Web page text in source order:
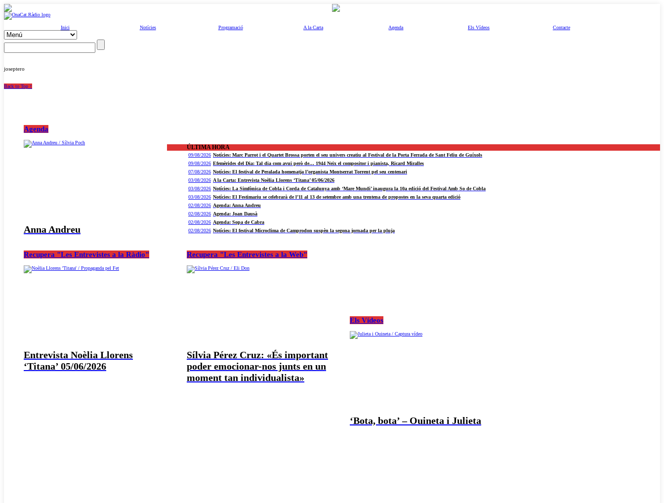
Inici Notícies Programació A la Carta Agenda Els Vídeos Contacte
joseptero
Back to Top ↑
Agenda
Anna Andreu
ÚLTIMA HORA
09/08/2026 Notícies: Marc Parrot i el Quartet Brossa porten el seu univers creatiu al Festival de la Porta Ferrada de Sant Feliu de Guíxols
09/08/2026 Efemèrides del Dia: Tal dia com avui però de… 1944 Neix el compositor i pianista, Ricard Miralles
07/08/2026 Notícies: El festival de Peralada homenatja l’organista Montserrat Torrent pel seu centenari
03/08/2026 A la Carta: Entrevista Noèlia Llorens ‘Titana’ 05/06/2026
03/08/2026 Notícies: La Simfònica de Cobla i Corda de Catalunya amb ‘Mare Mundi’ inaugura la 10a edició del Festival Amb So de Cobla
03/08/2026 Notícies: El Festimariu se celebrarà de l’11 al 13 de setembre amb una trentena de propostes en la seva quarta edició
02/08/2026 Agenda: Anna Andreu
02/08/2026 Agenda: Joan Dausà
02/08/2026 Agenda: Sopa de Cabra
02/08/2026 Notícies: El festival Microclima de Camprodon suspèn la segona jornada per la pluja
Recupera "Les Entrevistes a la Ràdio"
Entrevista Noèlia Llorens
‘Titana’ 05/06/2026
Recupera "Les Entrevistes a la Web"
Sílvia Pérez Cruz: «És important
poder emocionar-nos junts en un
moment tan individualista»
Els Vídeos
‘Bota, bota’ – Ouineta i Julieta